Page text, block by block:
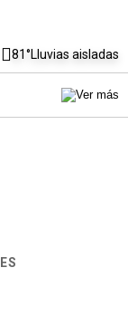
81°Lluvias aisladas